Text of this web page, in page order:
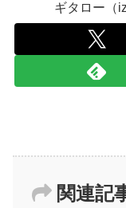
ギタロー（
関連記